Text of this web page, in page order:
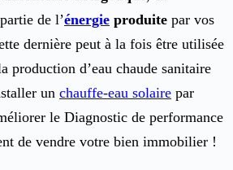
de l’énergie produite par vos
dernière peut à la fois être utilisée
production d’eau chaude sanitaire
un chauffe-eau solaire par
le Diagnostic de performance
de vendre votre bien immobilier !